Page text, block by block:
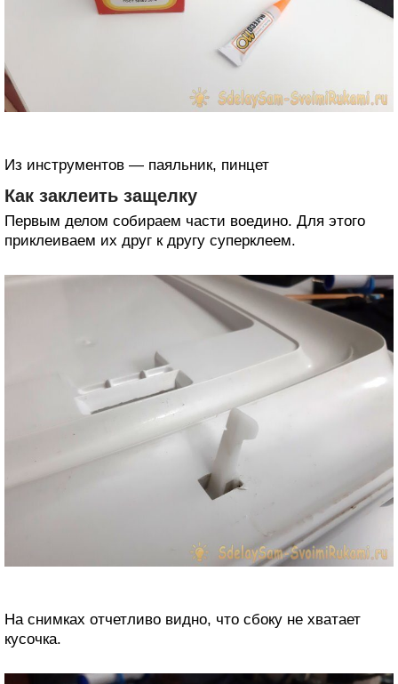
Из инструментов — паяльник, пинцет
Как заклеить защелку
Первым делом собираем части воедино. Для этого
приклеиваем их друг к другу суперклеем.
На снимках отчетливо видно, что сбоку не хватает
кусочка.